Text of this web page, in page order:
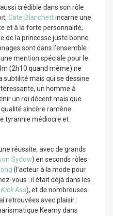
crédible dans son rôle
Cate Blanchettincarne une
et à la forte personnalité,
de la princesse juste bonne
sont dans l’ensemble
mention spéciale pour le
(2h10 quand même) ne
mais qui se dessine
un homme à
un roi décent mais que
sincère ramène
tyrannie médiocre et
réussite, avec de grands
Sydow) en seconds rôles
(l’acteur à la mode pour
vous : il était déjà dans les
Kick Ass), et de nombreuses
retrouvées avec plaisir :
Keamy dans